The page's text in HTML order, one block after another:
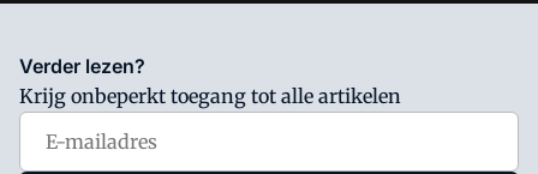
Salarisnet is onderdeel van VMN media. Lees in
waar VMN media voor staat. Op gebruik van deze site zijn de
volgende regelingen van toepassing:Algemene Voorwaarden
Privacy en Cookie beleid
Verder lezen?
Krijg onbeperkt toegang tot alle artikelen